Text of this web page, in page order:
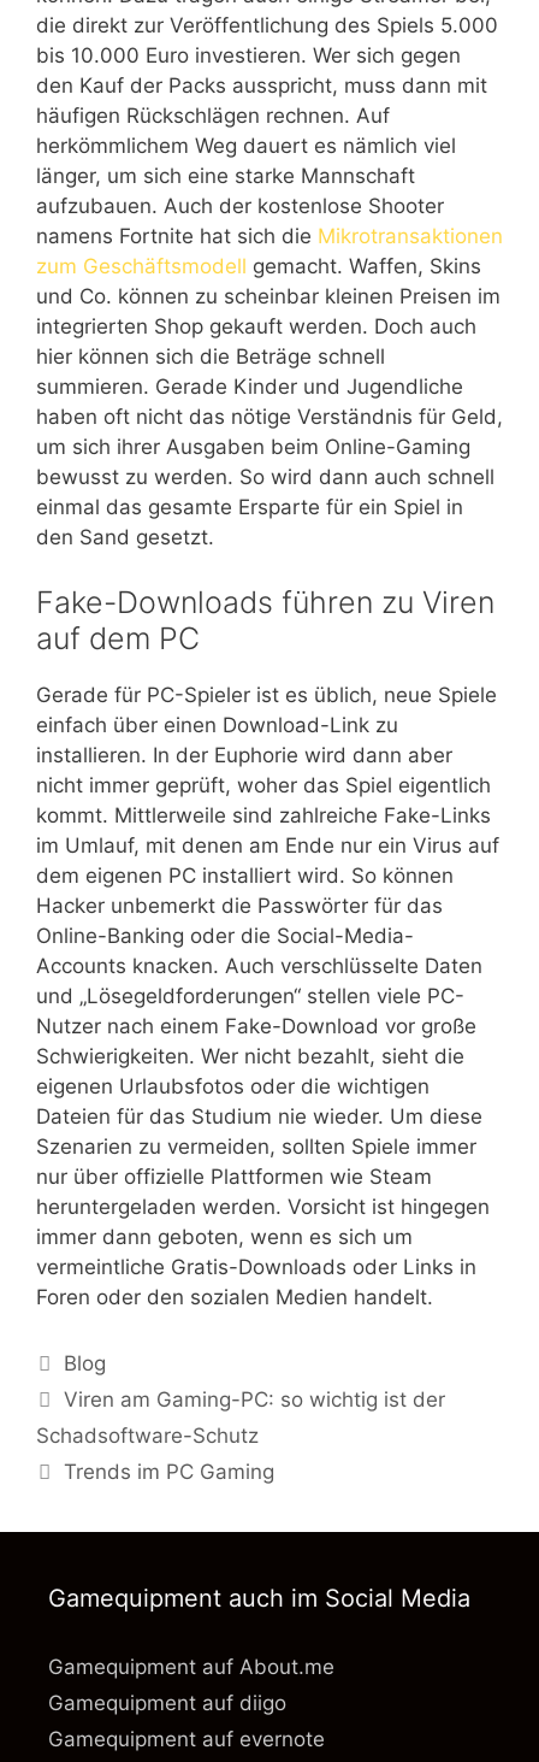
die direkt zur Veröffentlichung des Spiels 5.000
bis 10.000 Euro investieren. Wer sich gegen
den Kauf der Packs ausspricht, muss dann mit
häufigen Rückschlägen rechnen. Auf
herkömmlichem Weg dauert es nämlich viel
länger, um sich eine starke Mannschaft
aufzubauen. Auch der kostenlose Shooter
namens Fortnite hat sich die Mikrotransaktionen
zum Geschäftsmodell gemacht. Waffen, Skins
und Co. können zu scheinbar kleinen Preisen im
integrierten Shop gekauft werden. Doch auch
hier können sich die Beträge schnell
summieren. Gerade Kinder und Jugendliche
haben oft nicht das nötige Verständnis für Geld,
um sich ihrer Ausgaben beim Online-Gaming
bewusst zu werden. So wird dann auch schnell
einmal das gesamte Ersparte für ein Spiel in
den Sand gesetzt.
Fake-Downloads führen zu Viren
auf dem PC
Gerade für PC-Spieler ist es üblich, neue Spiele
einfach über einen Download-Link zu
installieren. In der Euphorie wird dann aber
nicht immer geprüft, woher das Spiel eigentlich
kommt. Mittlerweile sind zahlreiche Fake-Links
im Umlauf, mit denen am Ende nur ein Virus auf
dem eigenen PC installiert wird. So können
Hacker unbemerkt die Passwörter für das
Online-Banking oder die Social-Media-
Accounts knacken. Auch verschlüsselte Daten
und „Lösegeldforderungen“ stellen viele PC-
Nutzer nach einem Fake-Download vor große
Schwierigkeiten. Wer nicht bezahlt, sieht die
eigenen Urlaubsfotos oder die wichtigen
Dateien für das Studium nie wieder. Um diese
Szenarien zu vermeiden, sollten Spiele immer
nur über offizielle Plattformen wie Steam
heruntergeladen werden. Vorsicht ist hingegen
immer dann geboten, wenn es sich um
vermeintliche Gratis-Downloads oder Links in
Foren oder den sozialen Medien handelt.
Kategorien
Blog
Viren am Gaming-PC: so wichtig ist der
Schadsoftware-Schutz
Trends im PC Gaming
Gamequipment auch im Social Media
Gamequipment auf About.me
Gamequipment auf diigo
Gamequipment auf evernote